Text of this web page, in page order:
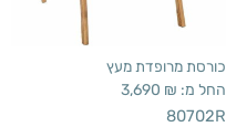
כורסת מרופדת מעץ
החל מ: 3,690 ₪
80702R